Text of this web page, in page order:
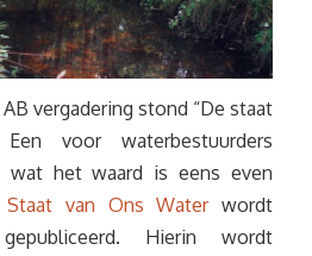
vergadering stond “De staat
voor waterbestuurders
wat het waard is eens even
Staat van Ons Waterwordt
Hierin wordt